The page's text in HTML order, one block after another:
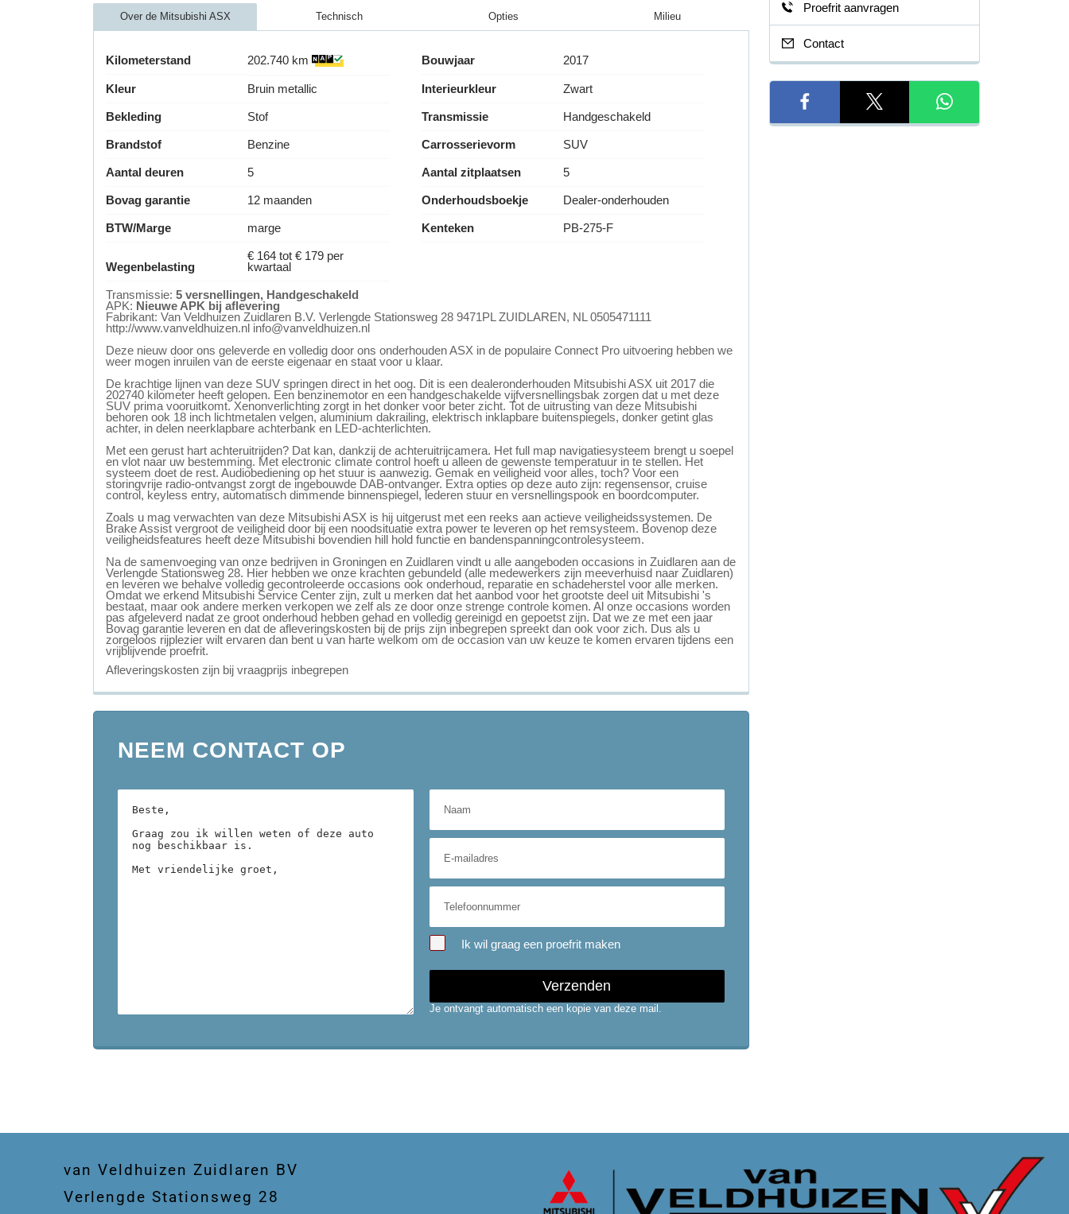
Over de Mitsubishi ASX Technisch Opties Milieu
Kilometerstand 202.740 km Bouwjaar 2017
Kleur Bruin metallic Interieurkleur Zwart
Bekleding Stof Transmissie Handgeschakeld
Brandstof Benzine Carrosserievorm SUV
Aantal deuren 5 Aantal zitplaatsen 5
Bovag garantie 12 maanden Onderhoudsboekje Dealer-onderhouden
BTW/Marge marge Kenteken PB-275-F
Wegenbelasting
€ 164 tot € 179 per
kwartaal
Transmissie: 5 versnellingen, Handgeschakeld
APK: Nieuwe APK bij aflevering
Fabrikant: Van Veldhuizen Zuidlaren B.V. Verlengde Stationsweg 28 9471PL ZUIDLAREN, NL 0505471111
http://www.vanveldhuizen.nl info@vanveldhuizen.nl
Deze nieuw door ons geleverde en volledig door ons onderhouden ASX in de populaire Connect Pro uitvoering hebben we
weer mogen inruilen van de eerste eigenaar en staat voor u klaar.
De krachtige lijnen van deze SUV springen direct in het oog. Dit is een dealeronderhouden Mitsubishi ASX uit 2017 die
202740 kilometer heeft gelopen. Een benzinemotor en een handgeschakelde vijfversnellingsbak zorgen dat u met deze
SUV prima vooruitkomt. Xenonverlichting zorgt in het donker voor beter zicht. Tot de uitrusting van deze Mitsubishi
behoren ook 18 inch lichtmetalen velgen, aluminium dakrailing, elektrisch inklapbare buitenspiegels, donker getint glas
achter, in delen neerklapbare achterbank en LED-achterlichten.
Met een gerust hart achteruitrijden? Dat kan, dankzij de achteruitrijcamera. Het full map navigatiesysteem brengt u soepel
en vlot naar uw bestemming. Met electronic climate control hoeft u alleen de gewenste temperatuur in te stellen. Het
systeem doet de rest. Audiobediening op het stuur is aanwezig. Gemak en veiligheid voor alles, toch? Voor een
storingvrije radio-ontvangst zorgt de ingebouwde DAB-ontvanger. Extra opties op deze auto zijn: regensensor, cruise
control, keyless entry, automatisch dimmende binnenspiegel, lederen stuur en versnellingspook en boordcomputer.
Zoals u mag verwachten van deze Mitsubishi ASX is hij uitgerust met een reeks aan actieve veiligheidssystemen. De
Brake Assist vergroot de veiligheid door bij een noodsituatie extra power te leveren op het remsysteem. Bovenop deze
veiligheidsfeatures heeft deze Mitsubishi bovendien hill hold functie en bandenspanningcontrolesysteem.
Na de samenvoeging van onze bedrijven in Groningen en Zuidlaren vindt u alle aangeboden occasions in Zuidlaren aan de
Verlengde Stationsweg 28. Hier hebben we onze krachten gebundeld (alle medewerkers zijn meeverhuisd naar Zuidlaren)
en leveren we behalve volledig gecontroleerde occasions ook onderhoud, reparatie en schadeherstel voor alle merken.
Omdat we erkend Mitsubishi Service Center zijn, zult u merken dat het aanbod voor het grootste deel uit Mitsubishi 's
bestaat, maar ook andere merken verkopen we zelf als ze door onze strenge controle komen. Al onze occasions worden
pas afgeleverd nadat ze groot onderhoud hebben gehad en volledig gereinigd en gepoetst zijn. Dat we ze met een jaar
Bovag garantie leveren en dat de afleveringskosten bij de prijs zijn inbegrepen spreekt dan ook voor zich. Dus als u
zorgeloos rijplezier wilt ervaren dan bent u van harte welkom om de occasion van uw keuze te komen ervaren tijdens een
vrijblijvende proefrit.
Afleveringskosten zijn bij vraagprijs inbegrepen
Vermogen 117 pk
Cilinderinhoud
NEEM CONTACT OP
Ik wil graag een proefrit maken
Verzenden
Je ontvangt automatisch een kopie van deze mail.
Proefrit aanvragen
Contact
van Veldhuizen Zuidlaren BV
Verlengde Stationsweg 28